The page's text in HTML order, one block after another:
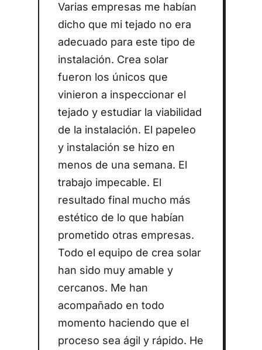
Varias empresas me habían
dicho que mi tejado no era
adecuado para este tipo de
instalación. Crea solar
fueron los únicos que
vinieron a inspeccionar el
tejado y estudiar la viabilidad
de la instalación. El papeleo
y instalación se hizo en
menos de una semana. El
trabajo impecable. El
resultado final mucho más
estético de lo que habían
prometido otras empresas.
Todo el equipo de crea solar
han sido muy amable y
cercanos. Me han
acompañado en todo
momento haciendo que el
proceso sea ágil y rápido. He